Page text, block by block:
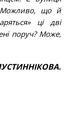
Можливо, що й
ці дві
поруч? Може,